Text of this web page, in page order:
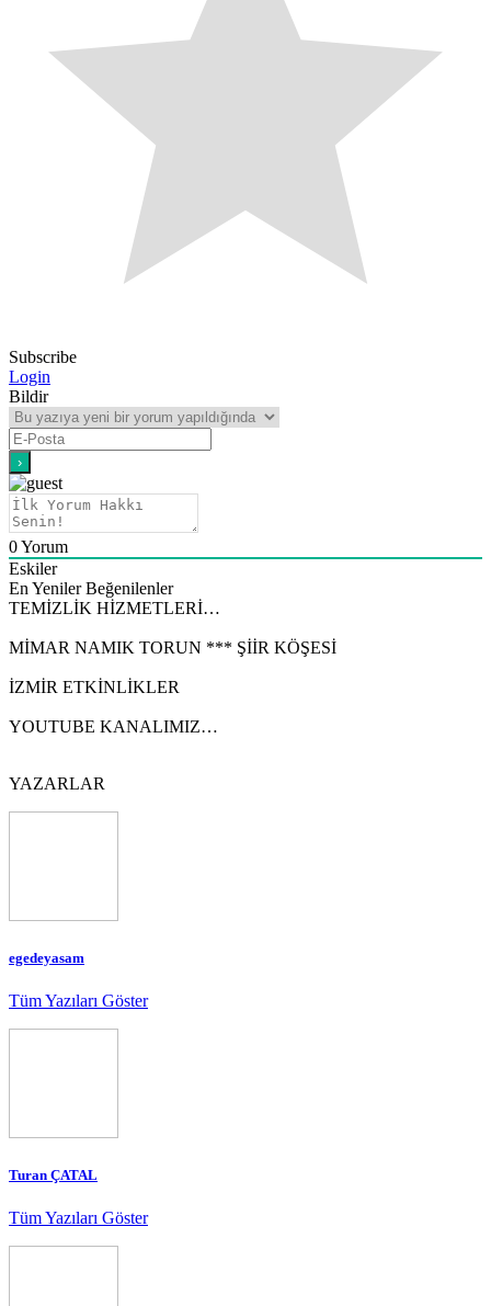
Subscribe
Login
Bildir
0Yorum
Eskiler
En Yeniler Beğenilenler
TEMİZLİK HİZMETLERİ…
MİMAR NAMIK TORUN *** ŞİİR KÖŞESİ
İZMİR ETKİNLİKLER
YOUTUBE KANALIMIZ…
YAZARLAR
egedeyasam
Tüm Yazıları Göster
Turan ÇATAL
Tüm Yazıları Göster